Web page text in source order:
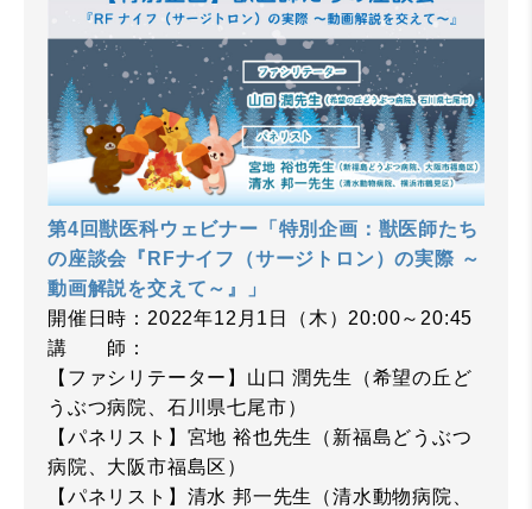
第4回獣医科ウェビナー「特別企画：獣医師たち
の座談会『RFナイフ（サージトロン）の実際 ～
動画解説を交えて～』」
開催日時：2022年12月1日（木）20:00～20:45
講 師：
【ファシリテーター】山口 潤先生（希望の丘ど
うぶつ病院、石川県七尾市）
【パネリスト】宮地 裕也先生（新福島どうぶつ
病院、大阪市福島区）
【パネリスト】清水 邦一先生（清水動物病院、